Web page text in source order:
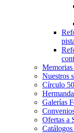
Nuestros
Círculo
Galerías
Ofertas a